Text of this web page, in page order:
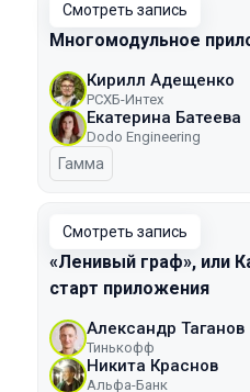
Смотреть запись
Многомодульное
Кирилл Адещенко
РСХБ-Интех
Екатерина Батеева
Dodo Engineering
Гамма
Смотреть запись
«Ленивый граф», или
старт приложения
Александр Таганов
Тинькофф
Никита Краснов
Альфа-Банк